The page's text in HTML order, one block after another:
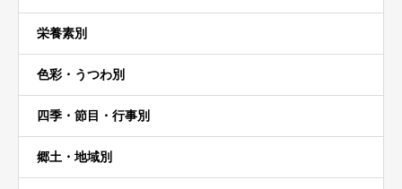
栄養素別
色彩・うつわ別
四季・節目・行事別
郷土・地域別